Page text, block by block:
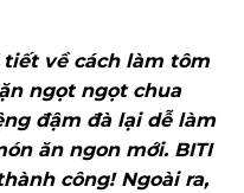
về cách làm tôm
ngọt ngọt chua
đậm đà lại dễ làm
ăn ngon mới. BITI
công! Ngoài ra,